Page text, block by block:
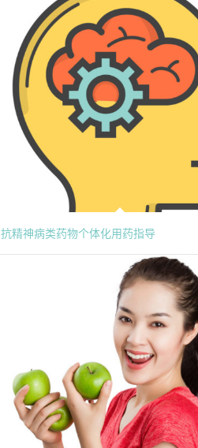
抗精神病类药物个体化用药指导